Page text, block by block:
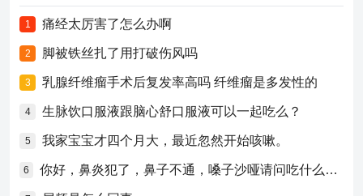
1 痛经太厉害了怎么办啊
2 脚被铁丝扎了用打破伤风吗
3 乳腺纤维瘤手术后复发率高吗 纤维瘤是多发性的
4 生脉饮口服液跟脑心舒口服液可以一起吃么？
5 我家宝宝才四个月大，最近忽然开始咳嗽。
6 你好，鼻炎犯了，鼻子不通，嗓子沙哑请问吃什么药比较好？